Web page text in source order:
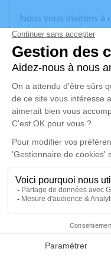
Faire-part
Nous vous invitons à
vos condoléances,
anecdote ou exprimer
poèmes ou des
d'expression dédié à
CARRENO.
Un service de
disponible ici.
Cérémonie
Église de
66690 Palau-Del-